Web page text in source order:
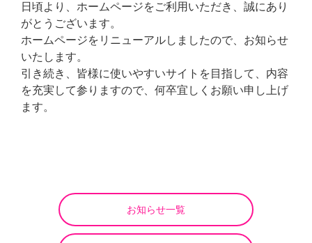
No Code サービスを動画で紹介
ノーコードコラム
日頃より、ホームページをご利用いただき、誠にあり
がとうございます。
ホームページをリニューアルしましたので、お知らせ
いたします。
引き続き、皆様に使いやすいサイトを目指して、内容
を充実して参りますので、何卒宜しくお願い申し上げ
ます。
お知らせ一覧